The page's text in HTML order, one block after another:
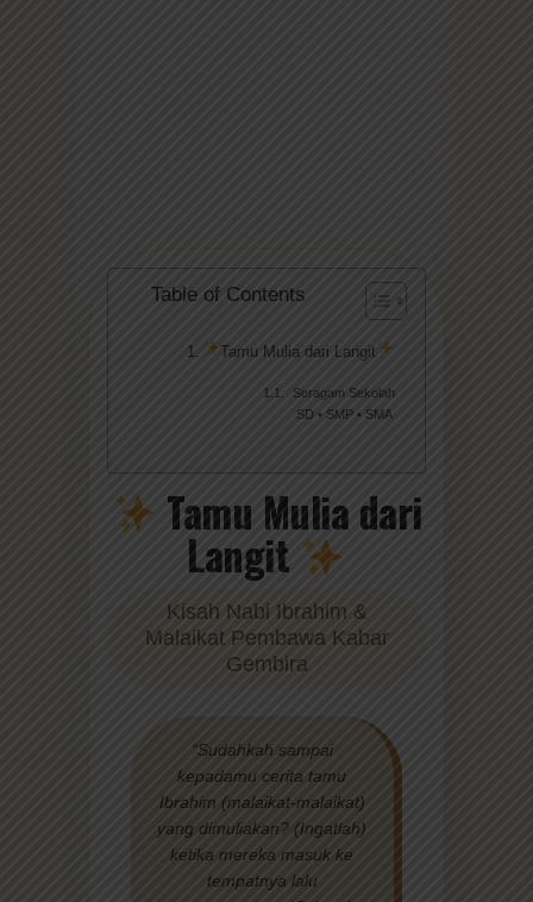
SD • SMP • SMA
Tamu Mulia dari
Langit
Malaikat Pembawa Kabar
Gembira
kepadamu cerita tamu
Ibrahim (malaikat-malaikat)
yang dimuliakan? (Ingatlah)
ketika mereka masuk ke
tempatnya lalu
mengucapkan, ‘Salam.’